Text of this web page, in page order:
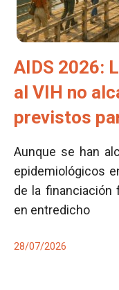
AIDS 2026:
al VIH no
previstos
Aunque se han
epidemiológicos
de la
en entredicho
28/07/2026